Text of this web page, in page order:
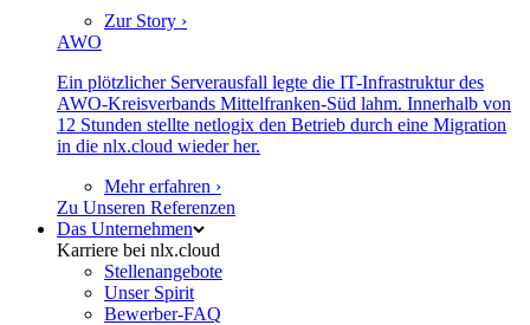
Zur Story ›
AWO
Ein plötzlicher Serverausfall legte die IT-Infrastruktur des
AWO-Kreisverbands Mittelfranken-Süd lahm. Innerhalb von
12 Stunden stellte netlogix den Betrieb durch eine Migration
in die nlx.cloud wieder her.
Mehr erfahren ›
Zu Unseren Referenzen
Das Unternehmen
Karriere bei nlx.cloud
Stellenangebote
Unser Spirit
Bewerber-FAQ